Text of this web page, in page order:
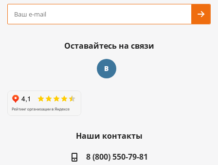
Оставайтесь на связи
Наши контакты
8 (800) 550-79-81